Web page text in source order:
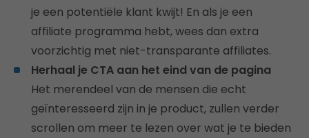
je een potentiële klant kwijt! En als je een
affiliate programma hebt, wees dan extra
voorzichtig met niet-transparante affiliates.
Herhaal je CTA aan het eind van de pagina
Het merendeel van de mensen die echt
geïnteresseerd zijn in je product, zullen verder
scrollen om meer te lezen over wat je te bieden